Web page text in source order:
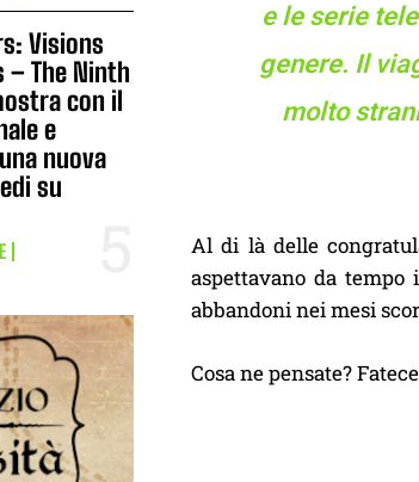
Visions
– The Ninth
con il
e
nuova
su
e le serie
genere. Il
molto
Al di là delle
aspettavano da
abbandoni nei mesi
Cosa ne pensate?